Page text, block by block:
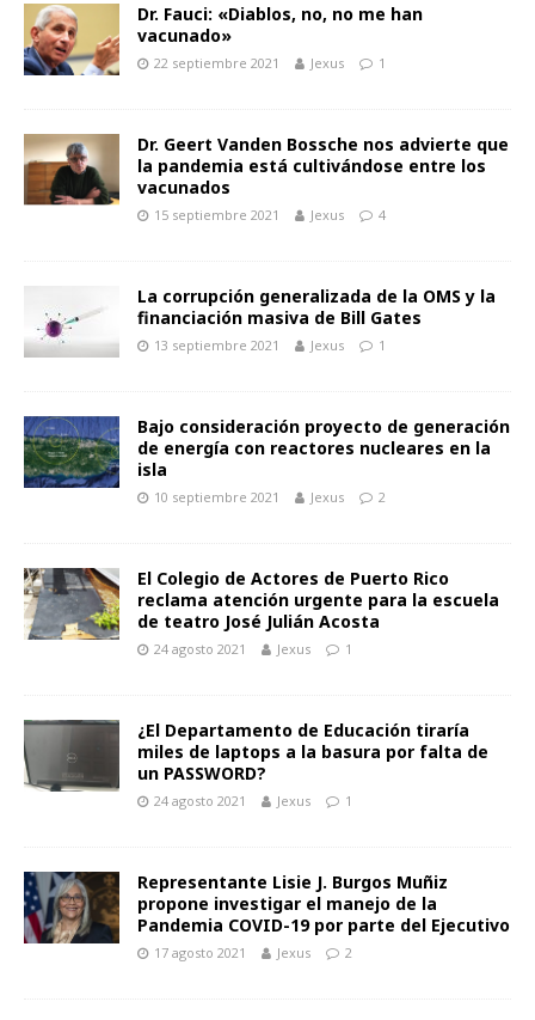
Dr. Fauci: «Diablos, no, no me han
vacunado»
22 septiembre 2021 Jexus 1
Dr. Geert Vanden Bossche nos advierte que
la pandemia está cultivándose entre los
vacunados
15 septiembre 2021 Jexus 4
La corrupción generalizada de la OMS y la
financiación masiva de Bill Gates
13 septiembre 2021 Jexus 1
Bajo consideración proyecto de generación
de energía con reactores nucleares en la
isla
10 septiembre 2021 Jexus 2
El Colegio de Actores de Puerto Rico
reclama atención urgente para la escuela
de teatro José Julián Acosta
24 agosto 2021 Jexus 1
¿El Departamento de Educación tiraría
miles de laptops a la basura por falta de
un PASSWORD?
24 agosto 2021 Jexus 1
Representante Lisie J. Burgos Muñiz
propone investigar el manejo de la
Pandemia COVID-19 por parte del Ejecutivo
17 agosto 2021 Jexus 2